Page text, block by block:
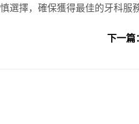
擇，確保獲得最佳的牙科服務
下一篇